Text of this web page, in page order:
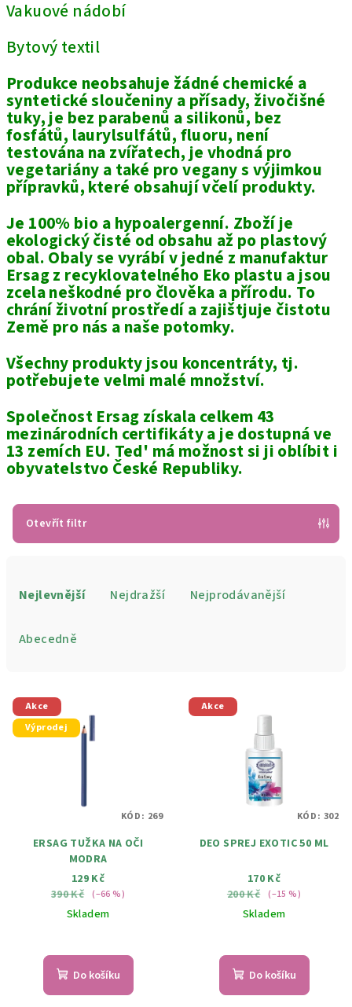
Vakuové nádobí
Bytový textil
Produkce neobsahuje žádné chemické a
syntetické sloučeniny a přísady, živočišné
tuky, je bez parabenů a silikonů, bez
fosfátů, laurylsulfátů, fluoru, není
testována na zvířatech, je vhodná pro
vegetariány a také pro vegany s výjimkou
přípravků, které obsahují včelí produkty.
Je 100% bio a hypoalergenní. Zboží je
ekologický čisté od obsahu až po plastový
obal. Obaly se vyrábí v jedné z manufaktur
Ersag z recyklovatelného Eko plastu a jsou
zcela neškodné pro člověka a přírodu. To
chrání životní prostředí a zajištjuje čistotu
Země pro nás a naše potomky.
Všechny produkty jsou koncentráty, tj.
potřebujete velmi malé množství.
Společnost Ersag získala celkem 43
mezinárodních certifikáty a je dostupná ve
13 zemích EU. Ted' má možnost si ji oblíbit i
obyvatelstvo České Republiky.
Otevřít filtr
p
r
Nejlevnější Nejdražší Nejprodávanější
Abecedně
V
ý
p
Akce
Výprodej
ERSAG TUŽKA NA OČI
MODRA
129 Kč
390 Kč (–66 %)
Skladem
Do košíku
KÓD: 269
Akce
DEO SPREJ EXOTIC 50 ML
170 Kč
200 Kč (–15 %)
Skladem
Do košíku
KÓD: 302